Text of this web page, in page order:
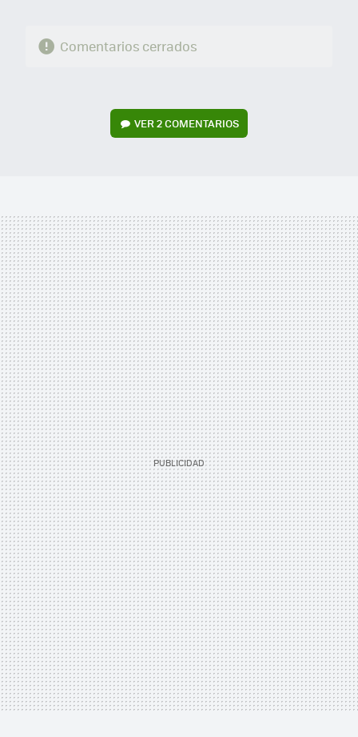
Comentarios cerrados
VER2 COMENTARIOS